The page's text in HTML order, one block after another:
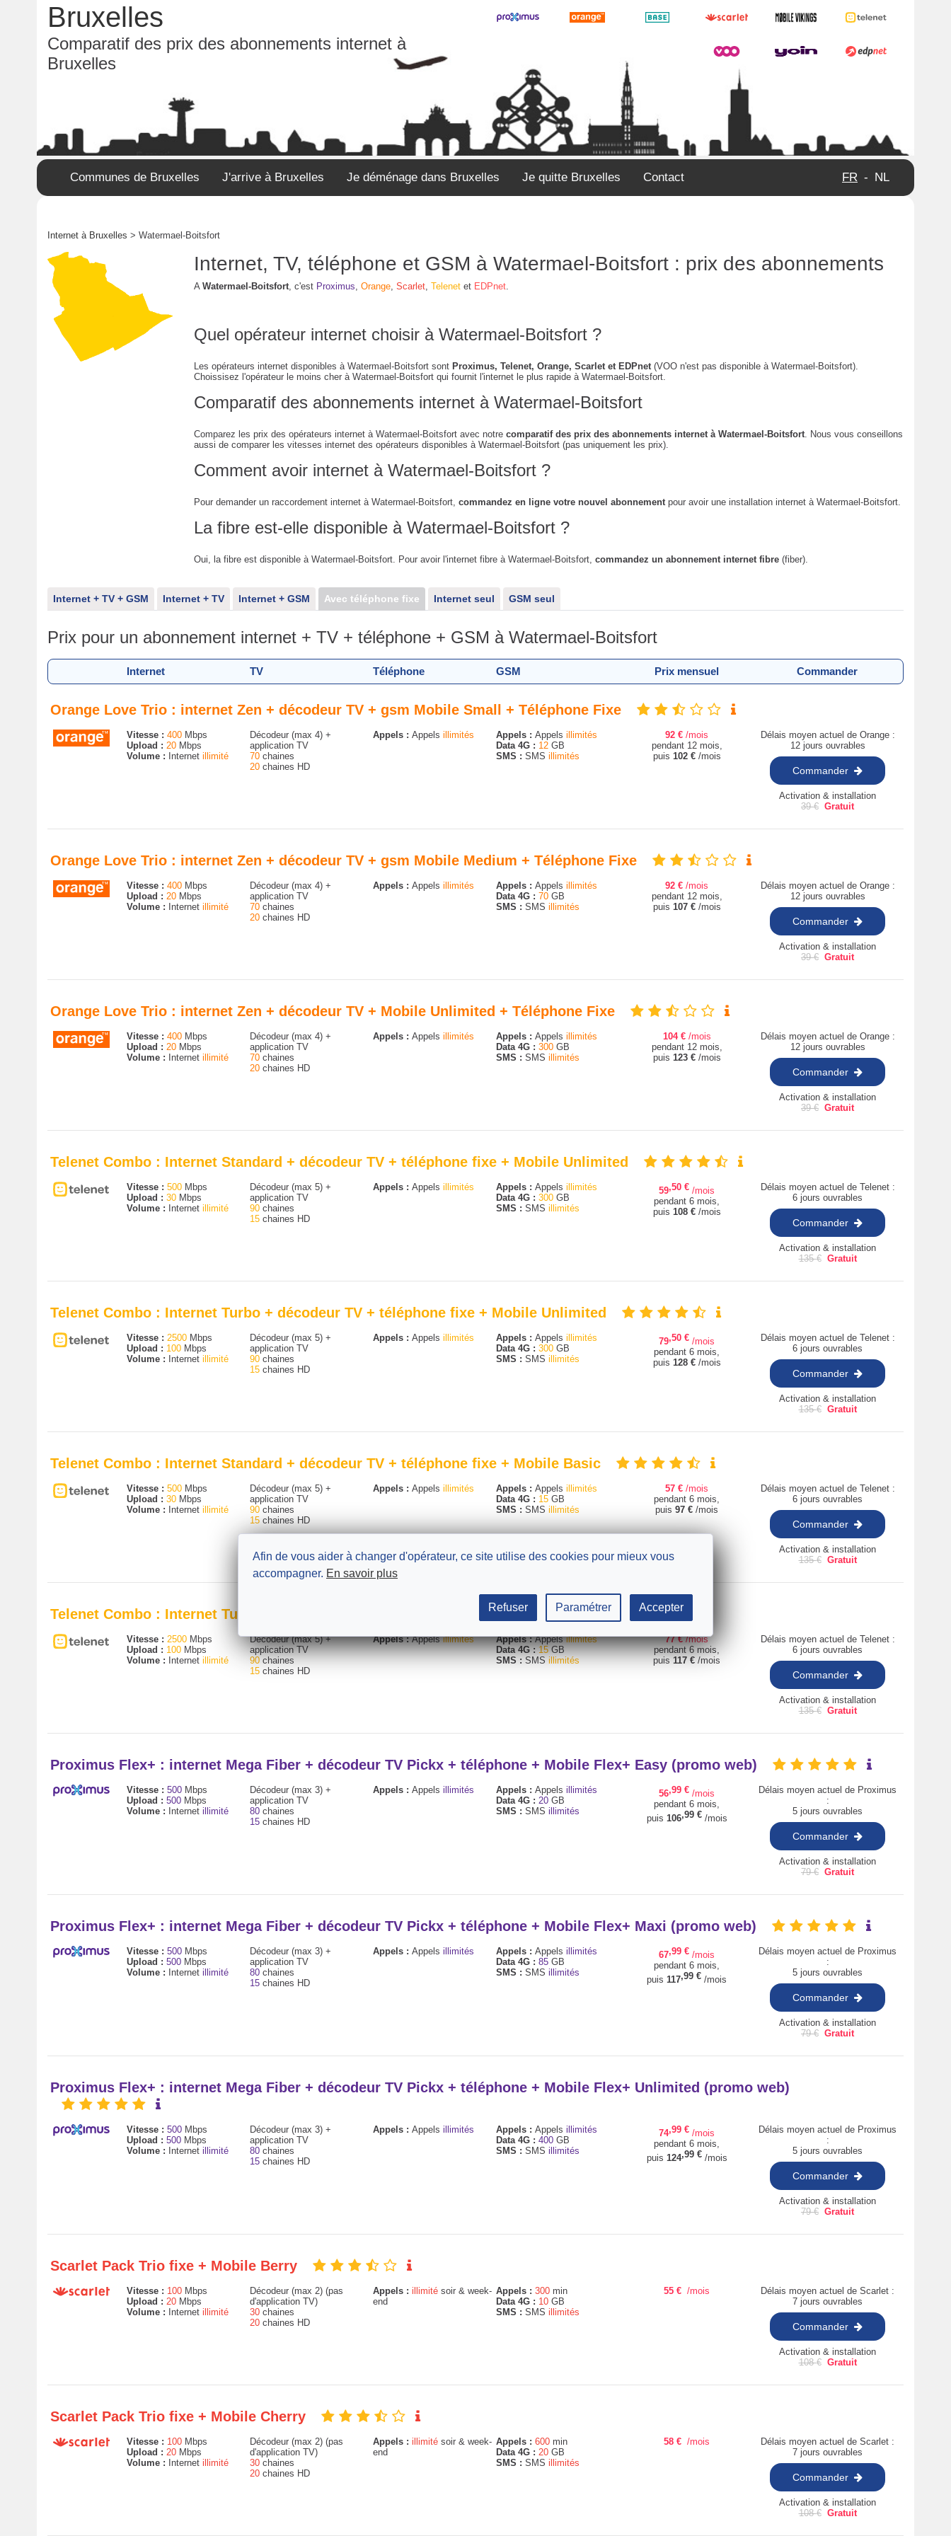
Bruxelles
Comparatif des prix des abonnements internet à
Bruxelles
Communes de Bruxelles J'arrive à Bruxelles Je déménage dans Bruxelles Je quitte Bruxelles Contact FR - NL
Internet à Bruxelles > Watermael-Boitsfort
Internet, TV, téléphone et GSM à Watermael-Boitsfort : prix des abonnements
A Watermael-Boitsfort, c'est Proximus, Orange, Scarlet, Telenetet EDPnet.
Quel opérateur internet choisir à Watermael-Boitsfort ?
Les opérateurs internet disponibles à Watermael-Boitsfort sont Proximus, Telenet, Orange, Scarlet et EDPnet(VOO n'est pas disponible à Watermael-Boitsfort).
Choissisez l'opérateur le moins cher à Watermael-Boitsfort qui fournit l'internet le plus rapide à Watermael-Boitsfort.
Comparatif des abonnements internet à Watermael-Boitsfort
Comparez les prix des opérateurs internet à Watermael-Boitsfort avec notre comparatif des prix des abonnements internet à Watermael-Boitsfort. Nous vous conseillons
aussi de comparer les vitesses internet des opérateurs disponibles à Watermael-Boitsfort (pas uniquement les prix).
Comment avoir internet à Watermael-Boitsfort ?
Pour demander un raccordement internet à Watermael-Boitsfort, commandez en ligne votre nouvel abonnementpour avoir une installation internet à Watermael-Boitsfort.
La fibre est-elle disponible à Watermael-Boitsfort ?
Oui, la fibre est disponible à Watermael-Boitsfort. Pour avoir l'internet fibre à Watermael-Boitsfort, commandez un abonnement internet fibre(fiber).
Internet + TV + GSM Internet + TV Internet + GSM Avec téléphone fixe Internet seul GSM seul
Prix pour un abonnement internet + TV + téléphone + GSM à Watermael-Boitsfort
Internet TV Téléphone GSM Prix mensuel Commander
Orange Love Trio : internet Zen + décodeur TV + gsm Mobile Small + Téléphone Fixe
Vitesse : 400Mbps
Upload : 20Mbps
Volume :
Internet illimité
Décodeur (max 4) +
application TV
70chaines
20chaines HD
Appels : Appels illimités Appels : Appels illimités
Data 4G : 12GB
SMS : SMS illimités
92 € /mois
pendant 12 mois,
puis 102 €/mois
Délais moyen actuel de Orange :
12 jours ouvrables
Commander
Activation & installation
39€ Gratuit
Orange Love Trio : internet Zen + décodeur TV + gsm Mobile Medium + Téléphone Fixe
Vitesse : 400Mbps
Upload : 20Mbps
Volume :
Internet illimité
Décodeur (max 4) +
application TV
70chaines
20chaines HD
Appels : Appels illimités Appels : Appels illimités
Data 4G : 70GB
SMS : SMS illimités
92 € /mois
pendant 12 mois,
puis 107 €/mois
Délais moyen actuel de Orange :
12 jours ouvrables
Commander
Activation & installation
39€ Gratuit
Orange Love Trio : internet Zen + décodeur TV + Mobile Unlimited + Téléphone Fixe
Vitesse : 400Mbps
Upload : 20Mbps
Volume :
Internet illimité
Décodeur (max 4) +
application TV
70chaines
20chaines HD
Appels : Appels illimités Appels : Appels illimités
Data 4G : 300GB
SMS : SMS illimités
104 € /mois
pendant 12 mois,
puis 123 €/mois
Délais moyen actuel de Orange :
12 jours ouvrables
Commander
Activation & installation
39€ Gratuit
Telenet Combo : Internet Standard + décodeur TV + téléphone fixe + Mobile Unlimited
Vitesse : 500Mbps
Upload : 30Mbps
Volume :
Internet illimité
Décodeur (max 5) +
application TV
90chaines
15chaines HD
Appels : Appels illimités Appels : Appels illimités
Data 4G : 300GB
SMS : SMS illimités
59,50 € /mois
pendant 6 mois,
puis 108 €/mois
Délais moyen actuel de Telenet :
6 jours ouvrables
Commander
Activation & installation
135€ Gratuit
Telenet Combo : Internet Turbo + décodeur TV + téléphone fixe + Mobile Unlimited
Vitesse : 2500Mbps
Upload : 100Mbps
Volume :
Internet illimité
Décodeur (max 5) +
application TV
90chaines
15chaines HD
Appels : Appels illimités Appels : Appels illimités
Data 4G : 300GB
SMS : SMS illimités
79,50 € /mois
pendant 6 mois,
puis 128 €/mois
Délais moyen actuel de Telenet :
6 jours ouvrables
Commander
Activation & installation
135€ Gratuit
Telenet Combo : Internet Standard + décodeur TV + téléphone fixe + Mobile Basic
Vitesse : 500Mbps
Upload : 30Mbps
Volume :
Internet illimité
Décodeur (max 5) +
application TV
90chaines
15chaines HD
Appels : Appels illimités Appels : Appels illimités
Data 4G : 15GB
SMS : SMS illimités
57 € /mois
pendant 6 mois,
puis 97 € /mois
Délais moyen actuel de Telenet :
6 jours ouvrables
Commander
Activation & installation
135€ Gratuit
Telenet Combo : Internet Turbo + décodeur TV + téléphone fixe + Mobile Basic
Vitesse : 2500Mbps
Upload : 100Mbps
Volume :
Internet illimité
Décodeur (max 5) +
application TV
90chaines
15chaines HD
Appels :Appelsillimités Appels :Appelsillimités
Data 4G :15GB
SMS : SMS illimités
77€ /mois
pendant 6 mois,
puis 117 € /mois
Délais moyen actuel de Telenet :
6 jours ouvrables
Commander
Activation & installation
135€ Gratuit
Proximus Flex+ : internet Mega Fiber + décodeur TV Pickx + téléphone + Mobile Flex+ Easy (promo web)
Vitesse : 500Mbps
Upload : 500Mbps
Volume :
Internet illimité
Décodeur (max 3) +
application TV
80chaines
15chaines HD
Appels : Appels illimités Appels : Appels illimités
Data 4G : 20GB
SMS : SMS illimités
56,99 € /mois
pendant 6 mois,
puis 106,99 €/mois
Délais moyen actuel de Proximus
:
5 jours ouvrables
Commander
Activation & installation
79€ Gratuit
Proximus Flex+ : internet Mega Fiber + décodeur TV Pickx + téléphone + Mobile Flex+ Maxi (promo web)
Vitesse : 500Mbps
Upload : 500Mbps
Volume :
Internet illimité
Décodeur (max 3) +
application TV
80chaines
15chaines HD
Appels : Appels illimités Appels : Appels illimités
Data 4G : 85GB
SMS : SMS illimités
67,99 € /mois
pendant 6 mois,
puis 117,99 € /mois
Délais moyen actuel de Proximus
:
5 jours ouvrables
Commander
Activation & installation
79€ Gratuit
Proximus Flex+ : internet Mega Fiber + décodeur TV Pickx + téléphone + Mobile Flex+ Unlimited (promo web)
Vitesse : 500Mbps
Upload : 500Mbps
Volume :
Internet illimité
Décodeur (max 3) +
application TV
80chaines
15chaines HD
Appels : Appels illimités Appels : Appels illimités
Data 4G : 400GB
SMS : SMS illimités
74,99 € /mois
pendant 6 mois,
puis 124,99 €/mois
Délais moyen actuel de Proximus
:
5 jours ouvrables
Commander
Activation & installation
79€ Gratuit
Scarlet Pack Trio fixe + Mobile Berry
Vitesse : 100Mbps
Upload : 20Mbps
Volume :
Internet illimité
Décodeur (max 2) (pas
d'application TV)
30chaines
20chaines HD
Appels : illimitésoir & week-
end
Appels : 300min
Data 4G : 10GB
SMS : SMS illimités
55 € /mois
Délais moyen actuel de Scarlet :
7 jours ouvrables
Commander
Activation & installation
108€ Gratuit
Scarlet Pack Trio fixe + Mobile Cherry
Vitesse : 100Mbps
Upload : 20Mbps
Volume :
Internet illimité
Décodeur (max 2) (pas
d'application TV)
30chaines
20chaines HD
Appels : illimitésoir & week-
end
Appels : 600min
Data 4G : 20GB
SMS : SMS illimités
58 € /mois
Délais moyen actuel de Scarlet :
7 jours ouvrables
Commander
Activation & installation
108€ Gratuit
Afin de vous aider à changer d'opérateur, ce site utilise des cookies pour mieux vous
accompagner. En savoir plus
Refuser Paramétrer Accepter